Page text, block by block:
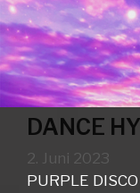
DANCE
2. Juni 2023
PURPLE